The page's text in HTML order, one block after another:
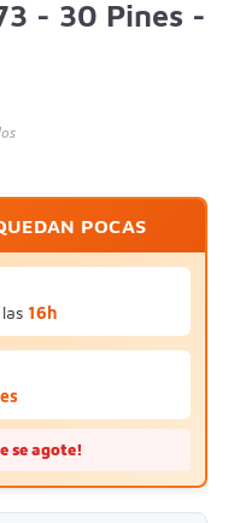
- 30 Pines -
POCAS
16h
se agote!